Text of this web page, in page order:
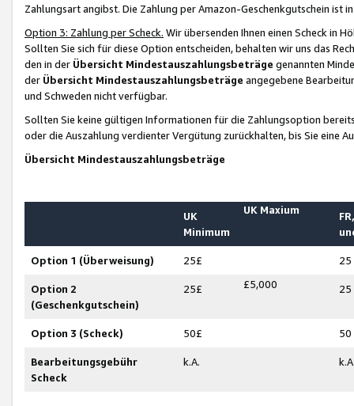
Zahlungsart angibst. Die Zahlung per Amazon-Geschenkgutschein ist
Option 3: Zahlung per Scheck. Wir übersenden Ihnen einen Scheck in
Sollten Sie sich für diese Option entscheiden, behalten wir uns das
den in der Übersicht Mindestauszahlungsbeträge genannten
der Übersicht Mindestauszahlungsbeträge angegebene
und Schweden nicht verfügbar.
Sollten Sie keine gültigen Informationen für die Zahlungsoption
oder die Auszahlung verdienter Vergütung zurückhalten, bis Sie
Übersicht Mindestauszahlungsbeträge
UK
Minimum
UK Maxium
Option 1 (Überweisung) 25£ 25
Option 2
(Geschenkgutschein)
25£ £5,000 25
Option 3 (Scheck) 50£ 50
Bearbeitungsgebühr
Scheck
k.A.